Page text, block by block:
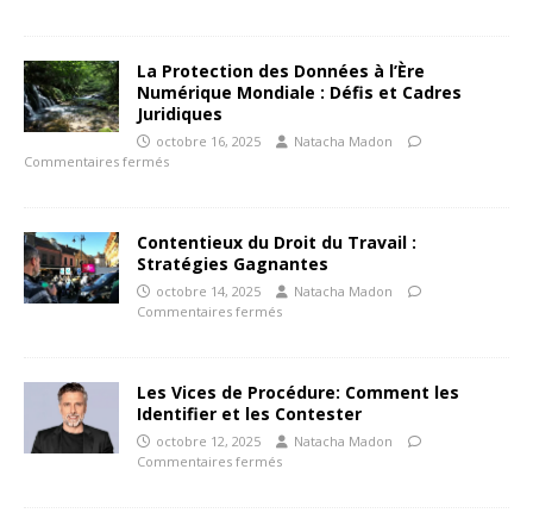
La Protection des Données à l’Ère
Numérique Mondiale : Défis et Cadres
Juridiques
octobre 16, 2025
Natacha Madon
Commentaires fermés
Contentieux du Droit du Travail :
Stratégies Gagnantes
octobre 14, 2025
Natacha Madon
Commentaires fermés
Les Vices de Procédure: Comment les
Identifier et les Contester
octobre 12, 2025
Natacha Madon
Commentaires fermés